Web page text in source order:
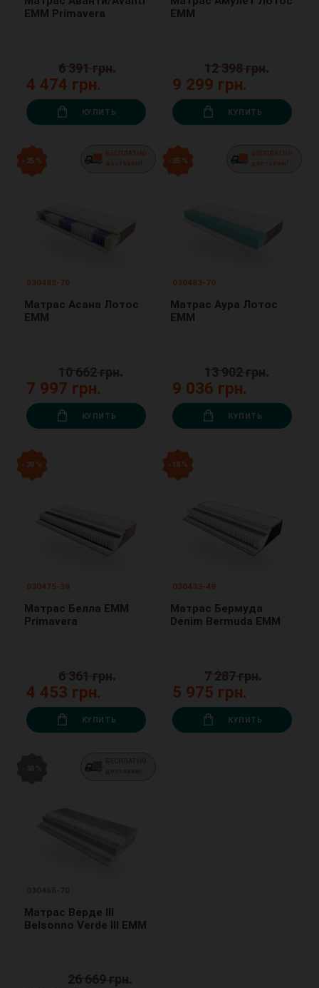
ЕММ Primavera
4 474 грн.
6 391 грн.
КУПИТЬ
ЕММ
9 299 грн.
12 398 грн.
КУПИТЬ
- 25 %
БЕСПЛАТНО
доставим!
030482-70
Матрас Асана Лотос
ЕММ
7 997 грн.
10 662 грн.
КУПИТЬ
- 35 %
БЕСПЛАТНО
доставим!
030483-70
Матрас Аура Лотос
ЕММ
9 036 грн.
13 902 грн.
КУПИТЬ
- 30 %
030475-38
Матрас Белла ЕММ
Primavera
4 453 грн.
6 361 грн.
КУПИТЬ
- 18 %
030433-49
Матрас Бермуда
Denim Bermuda ЕММ
5 975 грн.
7 287 грн.
КУПИТЬ
Матраc Верде III
Belsonno Verde III ЕММ
26 669 грн.